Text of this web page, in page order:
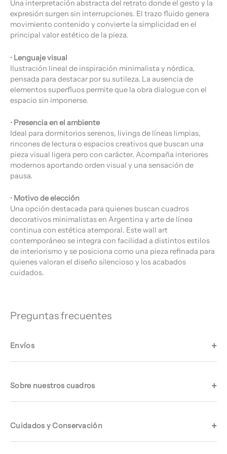
Una interpretación abstracta del retrato donde el gesto y la
expresión surgen sin interrupciones. El trazo fluido genera
movimiento contenido y convierte la simplicidad en el
principal valor estético de la pieza.
• Lenguaje visual
Ilustración lineal de inspiración minimalista y nórdica,
pensada para destacar por su sutileza. La ausencia de
elementos superfluos permite que la obra dialogue con el
espacio sin imponerse.
• Presencia en el ambiente
Ideal para dormitorios serenos, livings de líneas limpias,
rincones de lectura o espacios creativos que buscan una
pieza visual ligera pero con carácter. Acompaña interiores
modernos aportando orden visual y una sensación de
pausa.
• Motivo de elección
Una opción destacada para quienes buscan cuadros
decorativos minimalistas en Argentina y arte de línea
continua con estética atemporal. Este wall art
contemporáneo se integra con facilidad a distintos estilos
de interiorismo y se posiciona como una pieza refinada para
quienes valoran el diseño silencioso y los acabados
cuidados.
Preguntas frecuentes
Envíos
Sobre nuestros cuadros
Cuidados y Conservación